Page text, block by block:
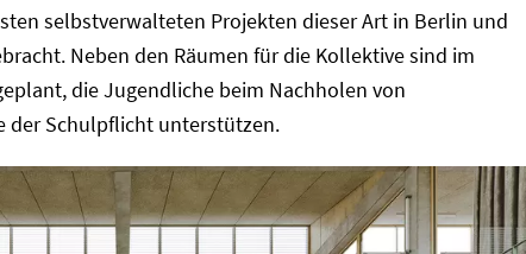
selbstverwalteten Projekten dieser Art in Berlin und
Neben den Räumen für die Kollektive sind im
die Jugendliche beim Nachholen von
der Schulpflicht unterstützen.